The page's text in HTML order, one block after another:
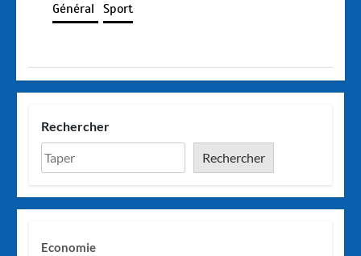
Général Sport
Rechercher
Rechercher
Economie